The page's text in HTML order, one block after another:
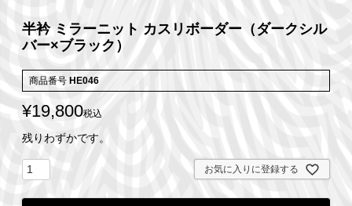
半衿 ミラーニット カスリボーダー（ダークシル
バー×ブラック）
商品番号 HE046
¥19,800税込
残りわずかです。
お気に入りに登録する